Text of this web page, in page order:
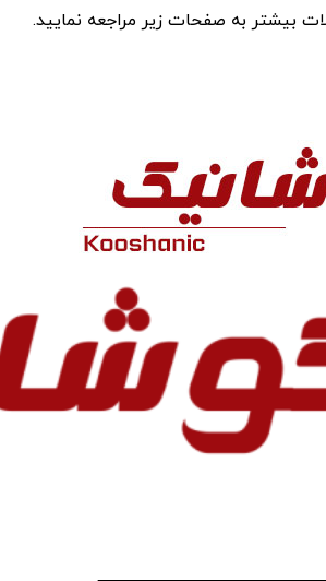
بیشتر به صفحات زیر مراجعه نمایید.